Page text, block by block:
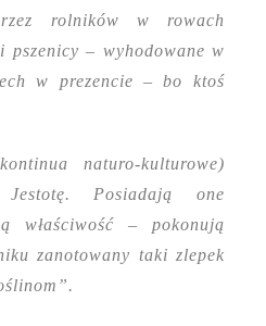
rolników w rowach
pszenicy – wyhodowane w
w prezencie – bo ktoś
naturo-kulturowe)
Posiadają one
właściwość – pokonują
zanotowany taki zlepek